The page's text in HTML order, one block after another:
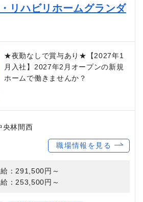
リハビリホームグランダ
★夜勤なしで賞与あり★【2027年1
月入社】2027年2月オープンの新規
ホームで働きませんか？
央林間西
職場情報を見る
：291,500円～
：253,500円～